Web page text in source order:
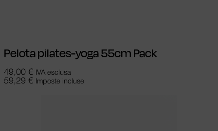
Pelota pilates-yoga 55cm Pack
49,00 € IVA esclusa
59,29 € Imposte incluse